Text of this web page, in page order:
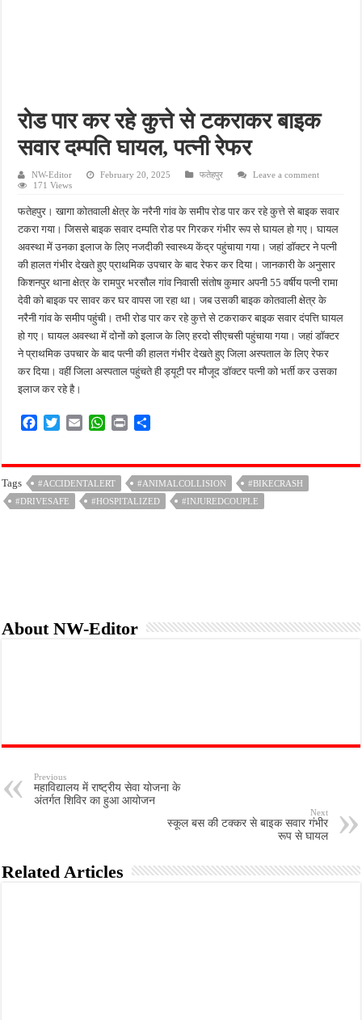
बच्चों की सीखने की क्षमता बढ़ाने पर जोर, शिक्षकों को सिखाई गईं नई शिक्षण तकनीकें
रोड पार कर रहे कुत्ते से टकराकर बाइक
सवार दम्पति घायल, पत्नी रेफर
NW-Editor February 20, 2025 फतेहपुर
Leave a comment
171 Views
फतेहपुर। खागा कोतवाली क्षेत्र के नरैनी गांव के समीप रोड पार कर रहे कुत्ते से बाइक सवार
टकरा गया। जिससे बाइक सवार दम्पति रोड पर गिरकर गंभीर रूप से घायल हो गए। घायल
अवस्था में उनका इलाज के लिए नजदीकी स्वास्थ्य केंद्र पहुंचाया गया। जहां डॉक्टर ने पत्नी
की हालत गंभीर देखते हुए प्राथमिक उपचार के बाद रेफर कर दिया। जानकारी के अनुसार
किशनपुर थाना क्षेत्र के रामपुर भरसौल गांव निवासी संतोष कुमार अपनी 55 वर्षीय पत्नी रामा
देवी को बाइक पर सावर कर घर वापस जा रहा था। जब उसकी बाइक कोतवाली क्षेत्र के
नरैनी गांव के समीप पहुंची। तभी रोड पार कर रहे कुत्ते से टकराकर बाइक सवार दंपत्ति घायल
हो गए। घायल अवस्था में दोनों को इलाज के लिए हरदो सीएचसी पहुंचाया गया। जहां डॉक्टर
ने प्राथमिक उपचार के बाद पत्नी की हालत गंभीर देखते हुए जिला अस्पताल के लिए रेफर
कर दिया। वहीं जिला अस्पताल पहुंचते ही ड्यूटी पर मौजूद डॉक्टर पत्नी को भर्ती कर उसका
इलाज कर रहे है।
e
b
o
t
t
e
i
l
W
t
s
A
n
t
r
e
Tags #ACCIDENTALERT #ANIMALCOLLISION
#BIKECRASH
#DRIVESAFE
#HOSPITALIZED #INJUREDCOUPLE
About NW-Editor
Previous
महाविद्यालय में राष्ट्रीय सेवा योजना के
अंतर्गत शिविर का हुआ आयोजन
Next
स्कूल बस की टक्कर से बाइक सवार गंभीर
रूप से घायल
Related Articles